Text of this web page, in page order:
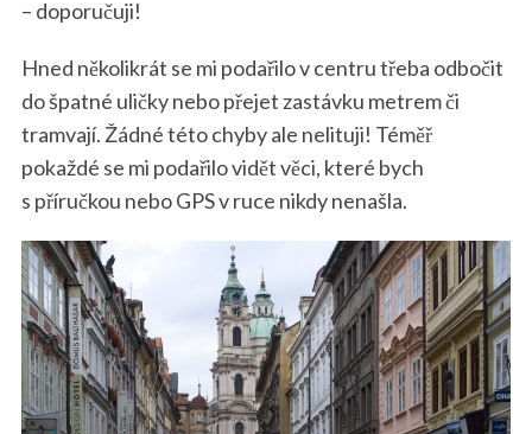
– doporučuji!
Hned několikrát se mi podařilo v centru třeba odbočit
do špatné uličky nebo přejet zastávku metrem či
tramvají. Žádné této chyby ale nelituji! Téměř
pokaždé se mi podařilo vidět věci, které bych
s příručkou nebo GPS v ruce nikdy nenašla.